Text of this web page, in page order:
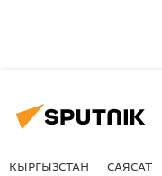
КЫРГЫЗСТАН САЯСАТ